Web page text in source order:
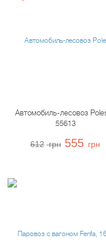
Автомобиль-лесовоз
55613
612 грн 555 грн